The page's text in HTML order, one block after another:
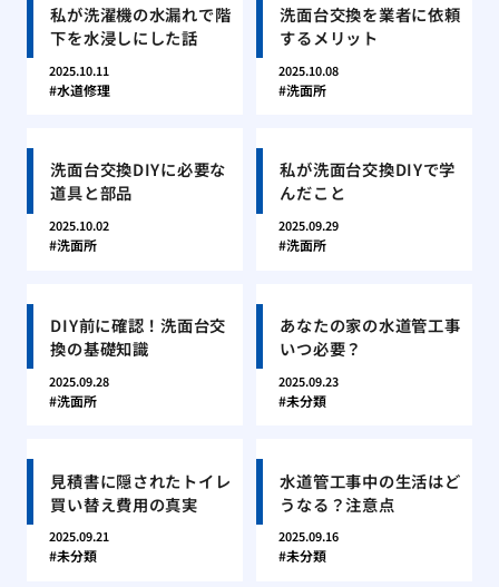
私が洗濯機の水漏れで階
下を水浸しにした話
2025.10.11
水道修理
洗面台交換を業者に依頼
するメリット
2025.10.08
洗面所
洗面台交換DIYに必要な
道具と部品
2025.10.02
洗面所
私が洗面台交換DIYで学
んだこと
2025.09.29
洗面所
DIY前に確認！洗面台交
換の基礎知識
2025.09.28
洗面所
あなたの家の水道管工事
いつ必要？
2025.09.23
未分類
見積書に隠されたトイレ
買い替え費用の真実
2025.09.21
未分類
水道管工事中の生活はど
うなる？注意点
2025.09.16
未分類